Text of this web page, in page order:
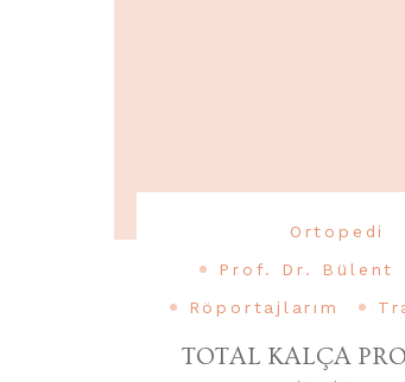
Ortopedi
Prof. Dr. Bülent
Röportajlarım
TOTAL KALÇA